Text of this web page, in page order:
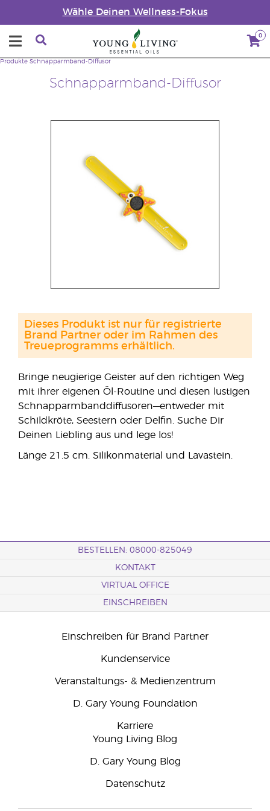
Wähle Deinen Wellness-Fokus
0
Schnapparmband-Diffusor
Produkte Schnapparmband-Diffusor
Bringe neugierige Geister auf den richtigen Weg
mit ihrer eigenen Öl-Routine und diesen lustigen
Schnapparmbanddiffusoren—entweder mit
Schildkröte, Seestern oder Delfin. Suche Dir
Deinen Liebling aus und lege los!
Länge 21.5 cm. Silikonmaterial und Lavastein.
Dieses Produkt ist nur für registrierte
Brand Partner oder im Rahmen des
Treueprogramms erhältlich.
BESTELLEN: 08000-825049
KONTAKT
VIRTUAL OFFICE
EINSCHREIBEN
Einschreiben für Brand Partner
Kundenservice
Veranstaltungs- & Medienzentrum
D. Gary Young Foundation
Karriere
Young Living Blog
D. Gary Young Blog
Datenschutz